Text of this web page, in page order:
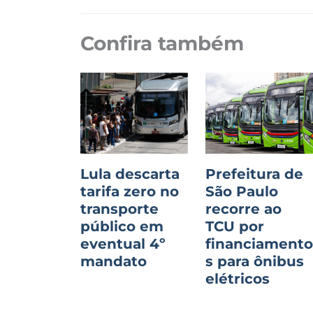
Confira também
Lula descarta
tarifa zero no
transporte
público em
eventual 4º
mandato
Prefeitura de
São Paulo
recorre ao
TCU por
financiamento
s para ônibus
elétricos